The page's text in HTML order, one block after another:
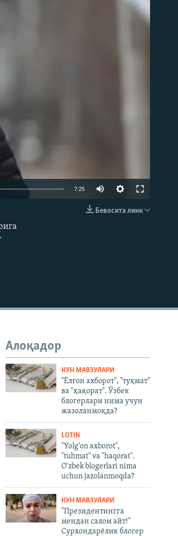
7:25
Бевосита линк
Алоқадор
КУН МАВЗУЛАРИ
"Ёлғон ахборот", "туҳмат"
ва "ҳақорат". Ўзбек
блогерлари нима учун
жазоланмоқда?
LOTIN
"Yolg‘on axborot",
"tuhmat" va "haqorat".
O‘zbek blogerlari nima
uchun jazolanmoqda?
КУН МАВЗУЛАРИ
"Президентингга
мендан салом айт!"
Сурхондарёлик блогер